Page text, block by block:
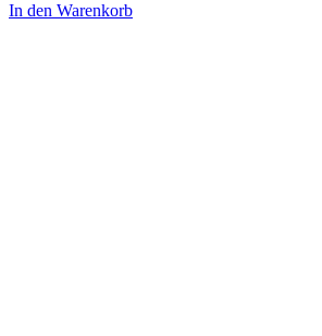
In den Warenkorb